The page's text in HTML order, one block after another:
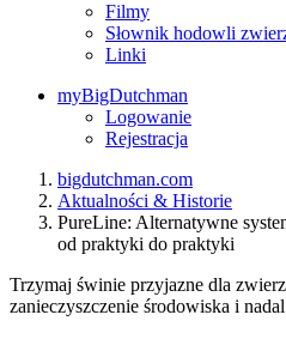
Filmy
Słownik hodowli
Linki
myBigDutchman
Logowanie
Rejestracja
bigdutchman.com
Aktualności & Historie
PureLine: Alternatywne
od praktyki do praktyki
Trzymaj świnie przyjazne dla
zanieczyszczenie środowiska i